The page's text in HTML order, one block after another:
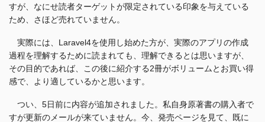
すが、なにせ読者ターゲットが限定されている印象を与えている
ため、さほど売れていません。
実際には、Laravel4を使用し始めた方が、実際のアプリの作成
過程を理解するために読まれても、理解できるとは思いますが、
その目的であれば、この後に紹介する2冊がボリュームとお買い得
感で、より適しているかと思います。
つい、5日前に内容が追加されました。私自身原著書の購入者で
すが更新のメールが来ていません。今、発売ページを見て、既に